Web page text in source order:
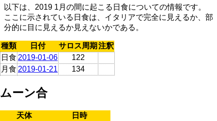
以下は、2019 1月の間に起こる日食についての情報です。
ここに示されている日食は、イタリアで完全に見えるか、部
分的に目に見えるか見えないかである。
種類 日付 サロス周期 注釈
日食 2019-01-06
122
月食 2019-01-21 134
ムーン合
天体
日時